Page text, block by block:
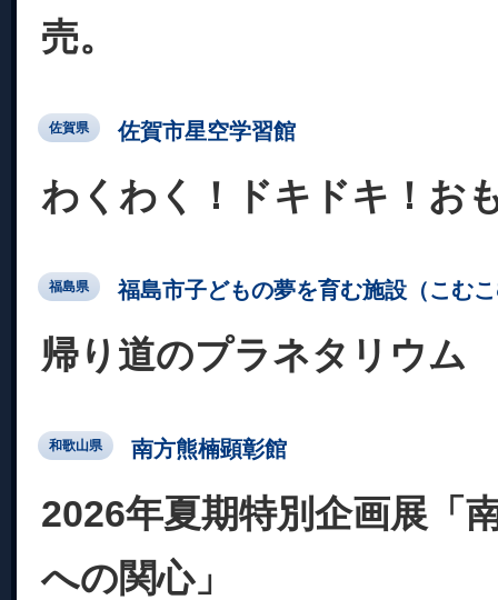
売。
佐賀県 佐賀市星空学習館
わくわく！ドキドキ！お
福島県 福島市子どもの夢を育む施設（こむ
帰り道のプラネタリウム
和歌山県 南方熊楠顕彰館
2026年夏期特別企画展「
への関心」